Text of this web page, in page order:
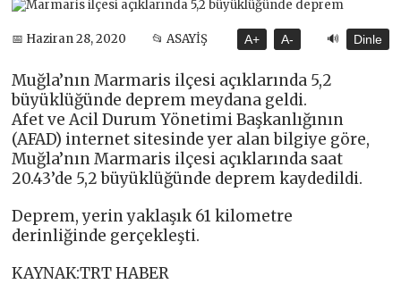
📅 Haziran 28, 2020 📂 ASAYİŞ A+ A- 🔊 Dinle
Muğla’nın Marmaris ilçesi açıklarında 5,2
büyüklüğünde deprem meydana geldi.
Afet ve Acil Durum Yönetimi Başkanlığının
(AFAD) internet sitesinde yer alan bilgiye göre,
Muğla’nın Marmaris ilçesi açıklarında saat
20.43’de 5,2 büyüklüğünde deprem kaydedildi.
Deprem, yerin yaklaşık 61 kilometre
derinliğinde gerçekleşti.
KAYNAK:TRT HABER